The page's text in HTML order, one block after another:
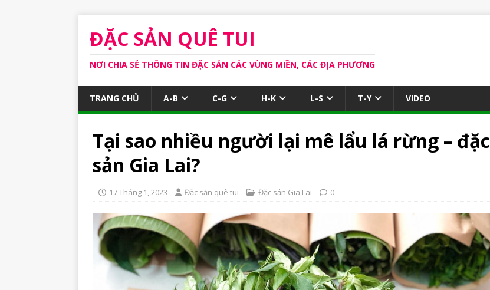
ĐẶC SẢN QUÊ TUI
NƠI CHIA SẺ THÔNG TIN ĐẶC SẢN CÁC VÙNG MIỀN, CÁC ĐỊA PHƯƠNG
TRANG CHỦ A-B C-G H-K L-S T-Y VIDEO
Tại sao nhiều người lại mê lẩu lá rừng – đặc
sản Gia Lai?
17 Tháng 1, 2023 Đặc sản quê tui Đặc sản Gia Lai 0